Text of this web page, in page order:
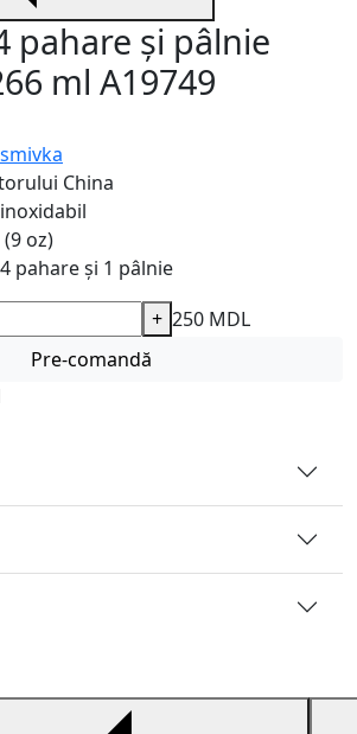
pahare și pâlnie
ml A19749
China
oz)
4 pahare și 1 pâlnie
250 MDL
+
Pre-comandă